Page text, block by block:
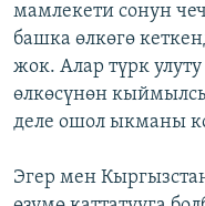
мамлекети сонун
башка өлкөгө
жок. Алар түрк
өлкөсүнөн
деле ошол ыкманы
Эгер мен